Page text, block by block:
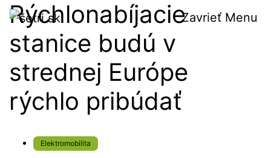
Zavrieť Menu
Rýchlonabíjacie
stanice budú v
strednej Európe
rýchlo pribúdať
Elektromobilita